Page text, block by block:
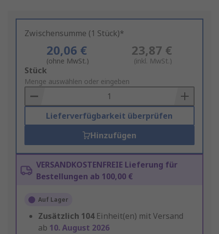
Zwischensumme (1 Stück)*
20,06 €
(ohne MwSt.)
23,87 €
(inkl. MwSt.)
Add
to
Basket
Stück
Menge auswählen oder eingeben
Lieferverfügbarkeit überprüfen
Hinzufügen
VERSANDKOSTENFREIE Lieferung für
Bestellungen ab 100,00 €
Auf Lager
Zusätzlich 104 Einheit(en) mit Versand
ab 10. August 2026